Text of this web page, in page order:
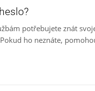
potřebujete znát
ho neznáte,